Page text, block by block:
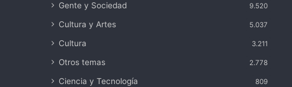
Gente y Sociedad 9.520
Cultura y Artes 5.037
Cultura 3.211
Otros temas 2.778
Ciencia y Tecnología 809